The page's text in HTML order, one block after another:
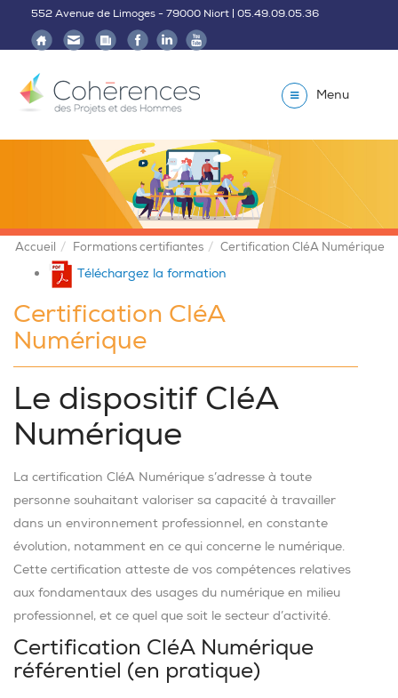
552 Avenue de Limoges - 79000 Niort | 05.49.09.05.36
Menu
Accueil Formations certifiantes Certification CléA Numérique
Téléchargez la formation
Certification CléA
Numérique
Le dispositif CléA
Numérique
La certification CléA Numérique s’adresse à toute
personne souhaitant valoriser sa capacité à travailler
dans un environnement professionnel, en constante
évolution, notamment en ce qui concerne le numérique.
Cette certification atteste de vos compétences relatives
aux fondamentaux des usages du numérique en milieu
professionnel, et ce quel que soit le secteur d’activité.
Certification CléA Numérique
référentiel (en pratique)